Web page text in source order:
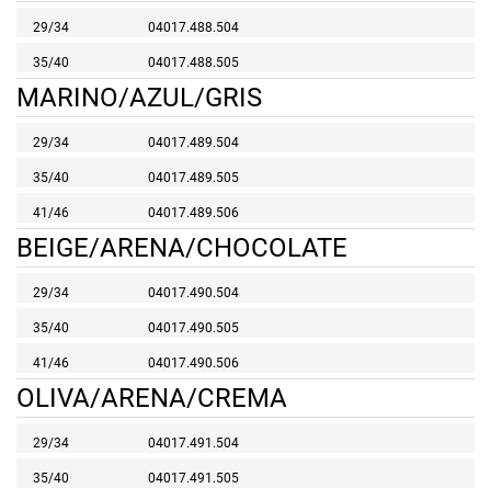
29/34 04017.488.504
35/40 04017.488.505
MARINO/AZUL/GRIS
29/34 04017.489.504
35/40 04017.489.505
41/46 04017.489.506
BEIGE/ARENA/CHOCOLATE
29/34 04017.490.504
35/40 04017.490.505
41/46 04017.490.506
OLIVA/ARENA/CREMA
29/34 04017.491.504
35/40 04017.491.505